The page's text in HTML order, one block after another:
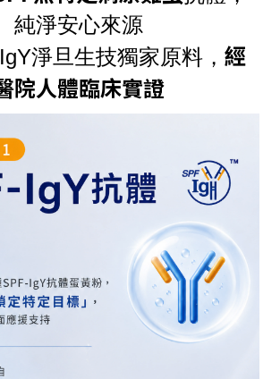
純淨安心來源
淨旦生技獨家原料， 經
院人體臨床實證